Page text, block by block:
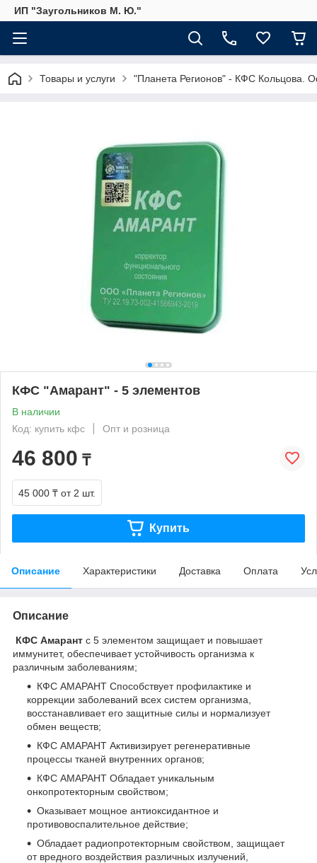
ИП "Заугольников М. Ю."
Товары и услуги "Планета Регионов" - КФС Кольцова.
КФС "Амарант" - 5 элементов
В наличии
Код: купить кфс
Опт и розница
46 800 ₸
45 000 ₸ от 2 шт.
Купить
Описание Характеристики Доставка Оплата
Описание
КФС Амарант с 5 элементом защищает и повышает
иммунитет, обеспечивает устойчивость организма к
различным заболеваниям;
КФС АМАРАНТ Способствует профилактике и
коррекции заболеваний всех систем организма,
восстанавливает его защитные силы и нормализует
обмен веществ;
КФС АМАРАНТ Активизирует регенеративные
процессы тканей внутренних органов;
КФС АМАРАНТ Обладает уникальным
онкопротекторным свойством;
Оказывает мощное антиоксидантное и
противовоспалительное действие;
Обладает радиопротекторным свойством, защищает
от вредного воздействия различных излучений,